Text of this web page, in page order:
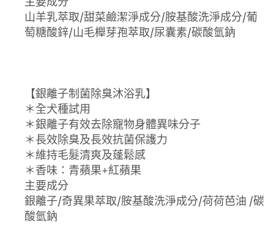
山羊乳萃取/甜菜鹼潔淨成分/胺基酸洗淨成分/葡
萄糖酸鋅/山毛櫸芽孢萃取/尿囊素/碳酸氫鈉
【銀離子制菌除臭沐浴乳】
＊全犬種試用
＊銀離子有效去除寵物身體異味分子
＊長效除臭及長效抗菌保護力
＊維持毛髮清爽及蓬鬆感
＊香味：青蘋果+紅蘋果
主要成分
銀離子/奇異果萃取/胺基酸洗淨成分/荷荷芭油 /碳
酸氫鈉